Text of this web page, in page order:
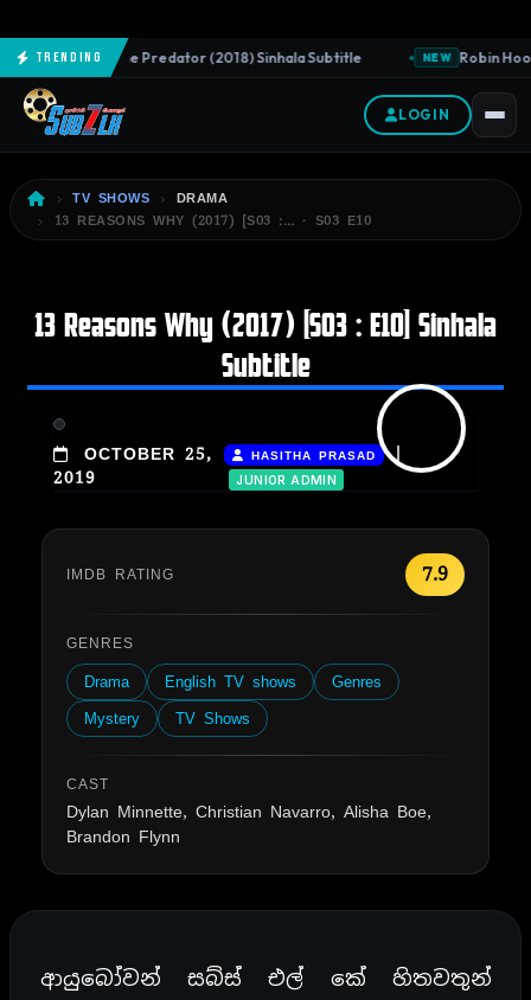
Trending
NEW The Predator (2018) Sinhala Subtitle NEW Robin
LOGIN
TV SHOWS
DRAMA
13 REASONS WHY (2017) [S03 :… · S03 E10
13 Reasons Why (2017) [S03 : E10] Sinhala
Subtitle
OCTOBER 25,
2019
HASITHA PRASAD |
JUNIOR ADMIN
IMDB RATING 7.9
GENRES
Drama English TV shows
Genres
Mystery
TV Shows
CAST
Dylan Minnette, Christian Navarro, Alisha Boe,
Brandon Flynn
ආයුබෝවන් සබ්ස් එල් කේ හිතවතුන්